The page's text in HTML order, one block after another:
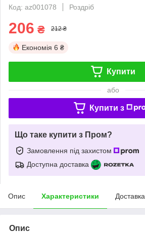
Код: az001078
Роздріб
206 ₴ 212 ₴
Економія 6 ₴
Купити
або
Купити з
Що таке купити з Пром?
Замовлення під захистом
Доступна доставка
Опис Характеристики Доставка
Опис